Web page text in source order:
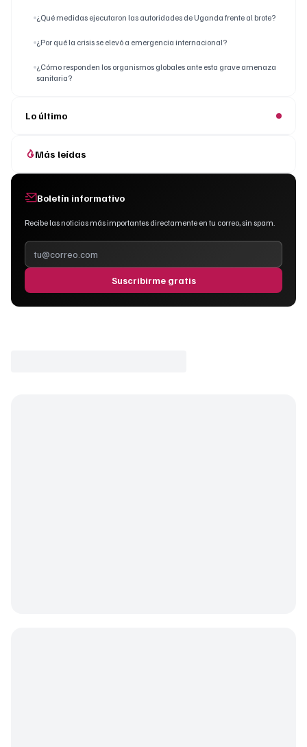
¿Qué medidas ejecutaron las autoridades de Uganda frente al brote?
¿Por qué la crisis se elevó a emergencia internacional?
¿Cómo responden los organismos globales ante esta grave amenaza
sanitaria?
Lo último
Más leídas
Boletín informativo
Recibe las noticias más importantes directamente en tu correo, sin spam.
Suscribirme gratis